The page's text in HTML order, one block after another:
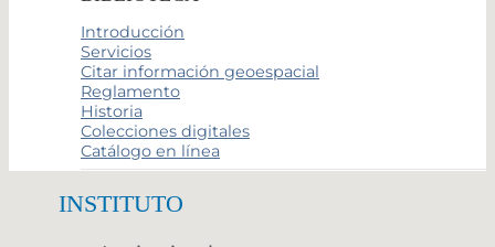
Introducción
Servicios
Citar información geoespacial
Reglamento
Historia
Colecciones digitales
Catálogo en línea
INSTITUTO